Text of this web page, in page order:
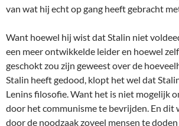
van wat hij echt op gang heeft gebracht
Want hoewel hij wist dat Stalin niet
een meer ontwikkelde leider en hoewel
geschokt zou zijn geweest over de
Stalin heeft gedood, klopt het wel dat
Lenins filosofie. Want het is niet mogelijk
door het communisme te bevrijden. En dit
door de noodzaak zoveel mensen te